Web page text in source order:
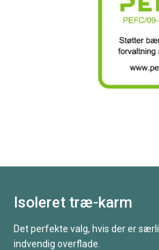
Isoleret træ-karm
Det perfekte valg, hvis der er
indvendig overflade.